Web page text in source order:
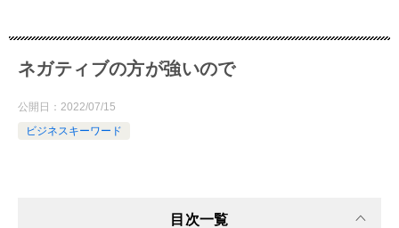
ネガティブの方が強いので
公開日： 2022/07/15
ビジネスキーワード
目次一覧